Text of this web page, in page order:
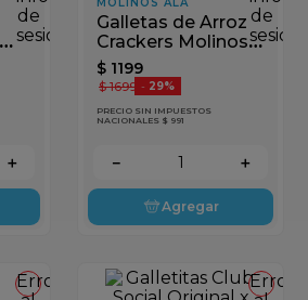
de
sesión
＋
de
sesión
MOLINOS ALA
Galletas de Arroz
Crackers Molinos
Ala x 100gr
$ 1199
$ 1699 - 29%
PRECIO SIN IMPUESTOS
NACIONALES $ 991
＋
－
Agregar
Error
Error